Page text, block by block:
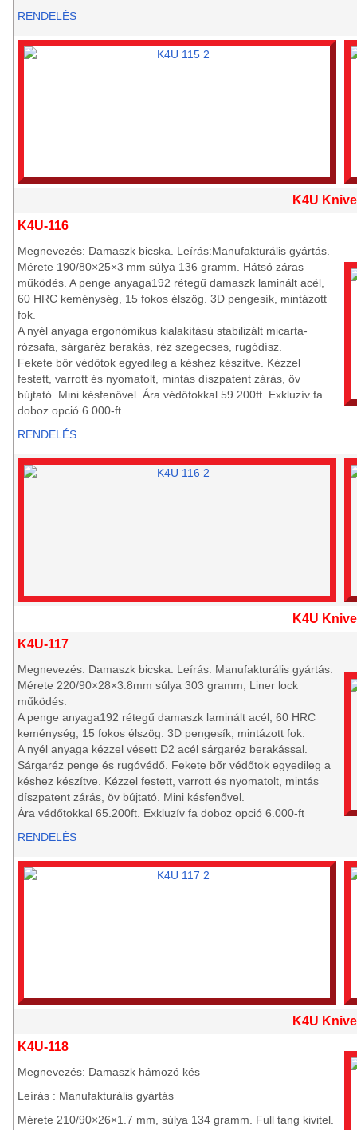
RENDELÉS
K4U
K4U-116
Megnevezés: Damaszk bicska. Leírás:Manufakturális gyártás.
Mérete 190/80×25×3 mm súlya 136 gramm. Hátsó záras
működés. A penge anyaga192 rétegű damaszk laminált acél,
60 HRC keménység, 15 fokos élszög. 3D pengesík, mintázott
fok.
A nyél anyaga ergonómikus kialakítású stabilizált micarta-
rózsafa, sárgaréz berakás, réz szegecses, rugódísz.
Fekete bőr védőtok egyedileg a késhez készítve. Kézzel
festett, varrott és nyomatolt, mintás díszpatent zárás, öv
bújtató. Mini késfenővel. Ára védőtokkal 59.200ft. Exkluzív fa
doboz opció 6.000-ft
RENDELÉS
K4U
K4U-117
Megnevezés: Damaszk bicska. Leírás: Manufakturális gyártás.
Mérete 220/90×28×3.8mm súlya 303 gramm, Liner lock
működés.
A penge anyaga192 rétegű damaszk laminált acél, 60 HRC
keménység, 15 fokos élszög. 3D pengesík, mintázott fok.
A nyél anyaga kézzel vésett D2 acél sárgaréz berakással.
Sárgaréz penge és rugóvédő. Fekete bőr védőtok egyedileg a
késhez készítve. Kézzel festett, varrott és nyomatolt, mintás
díszpatent zárás, öv bújtató. Mini késfenővel.
Ára védőtokkal 65.200ft. Exkluzív fa doboz opció 6.000-ft
RENDELÉS
K4U
K4U-118
Megnevezés: Damaszk hámozó kés
Leírás : Manufakturális gyártás
Mérete 210/90×26×1.7 mm, súlya 134 gramm. Full tang kivitel.